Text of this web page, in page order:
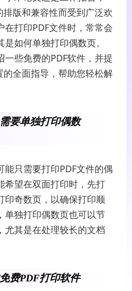
排版和兼容性而受到广泛欢
在打印PDF文件时，常常会
如何单独打印偶数页。
一些免费的PDF软件，并提
的全面指导，帮助您轻松解
要单独打印偶数
能只需要打印PDF文件的偶
希望在双面打印时，先打
印奇数页，以确保打印顺
单独打印偶数页也可以节
尤其是在处理较长的文档
费PDF打印软件